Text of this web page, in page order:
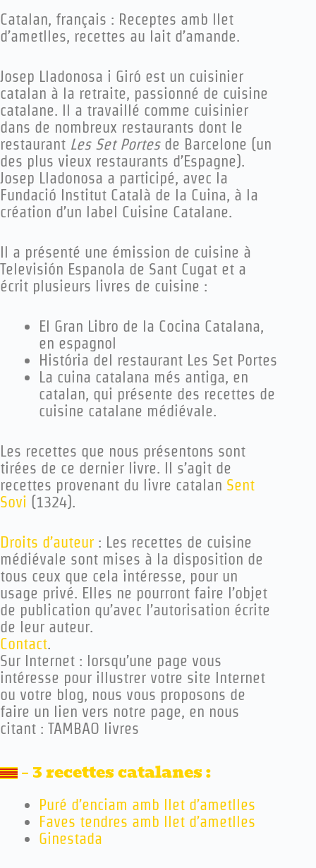
Catalan, français : Receptes amb llet
d’ametlles, recettes au lait d’amande.
Josep Lladonosa i Giró est un cuisinier
catalan à la retraite, passionné de cuisine
catalane. Il a travaillé comme cuisinier
dans de nombreux restaurants dont le
restaurant Les Set Portesde Barcelone (un
des plus vieux restaurants d’Espagne).
Josep Lladonosa a participé, avec la
Fundació Institut Català de la Cuina, à la
création d’un label Cuisine Catalane.
Il a présenté une émission de cuisine à
Televisión Espanola de Sant Cugat et a
écrit plusieurs livres de cuisine :
El Gran Libro de la Cocina Catalana,
en espagnol
História del restaurant Les Set Portes
La cuina catalana més antiga, en
catalan, qui présente des recettes de
cuisine catalane médiévale.
Les recettes que nous présentons sont
tirées de ce dernier livre. Il s’agit de
recettes provenant du livre catalan Sent
Sovi (1324).
Droits d’auteur : Les recettes de cuisine
médiévale sont mises à la disposition de
tous ceux que cela intéresse, pour un
usage privé. Elles ne pourront faire l’objet
de publication qu’avec l’autorisation écrite
de leur auteur.
Contact
Sur Internet : lorsqu’une page vous
intéresse pour illustrer votre site Internet
ou votre blog, nous vous proposons de
faire un lien vers notre page, en nous
citant : TAMBAO livres
– 3 recettes catalanes :
Puré d’enciam amb llet d’ametlles
Faves tendres amb llet d’ametlles
Ginestada